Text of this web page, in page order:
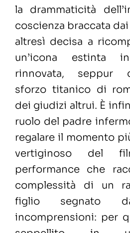
la drammaticità
coscienza braccata
altresì decisa a
un’icona estinta in
rinnovata, seppur
sforzo titanico di
dei giudizi altrui. È
ruolo del padre
regalare il momento
vertiginoso del
performance che
complessità di un
figlio segnato
incomprensioni: per